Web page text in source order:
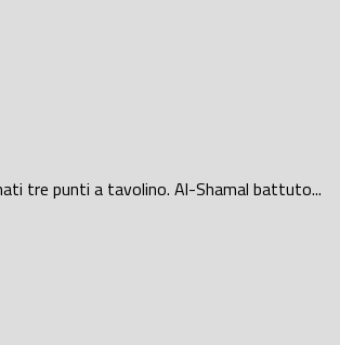
tre punti a tavolino. Al-Shamal battuto...